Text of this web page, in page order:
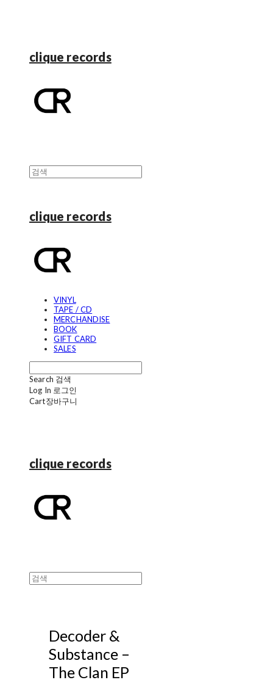
clique records
clique records
VINYL
TAPE / CD
MERCHANDISE
BOOK
GIFT CARD
SALES
Search 검색
Log In 로그인
Cart장바구니
clique records
Decoder &
Substance –
The Clan EP